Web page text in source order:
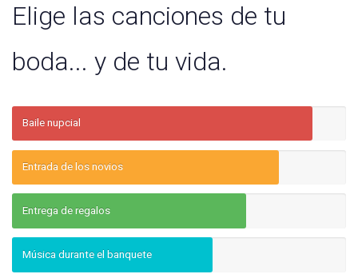
Elige las canciones de tu
boda... y de tu vida.
Baile nupcial
Entrada de los novios
Entrega de regalos
Música durante el banquete